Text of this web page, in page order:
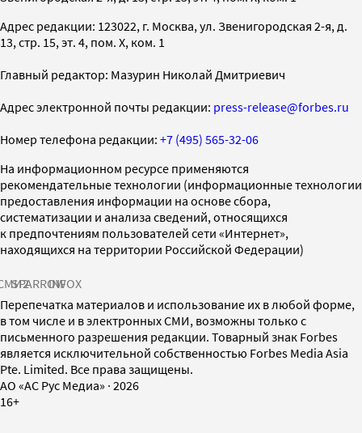
Адрес редакции: 123022, г. Москва, ул. Звенигородская 2-я, д.
13, стр. 15, эт. 4, пом. X, ком. 1
Главный редактор: Мазурин Николай Дмитриевич
Адрес электронной почты редакции: press-release@forbes.ru
Номер телефона редакции: +7 (495) 565-32-06
На информационном ресурсе применяются
рекомендательные технологии (информационные технологии
предоставления информации на основе сбора,
систематизации и анализа сведений, относящихся
к предпочтениям пользователей сети «Интернет»,
находящихся на территории Российской Федерации)
SPARROWINFOX
Перепечатка материалов и использование их в любой форме,
в том числе и в электронных СМИ, возможны только с
письменного разрешения редакции. Товарный знак Forbes
является исключительной собственностью Forbes Media Asia
Pte. Limited. Все права защищены.
AO «АС Рус Медиа» · 2026
16+